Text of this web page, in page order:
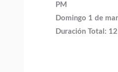
PM
Domingo 1 de
Duración Total: